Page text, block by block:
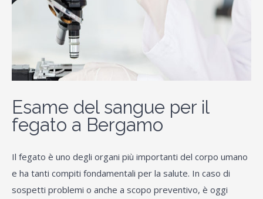
Esame del sangue per il
fegato a Bergamo
Il fegato è uno degli organi più importanti del corpo umano
e ha tanti compiti fondamentali per la salute. In caso di
sospetti problemi o anche a scopo preventivo, è oggi